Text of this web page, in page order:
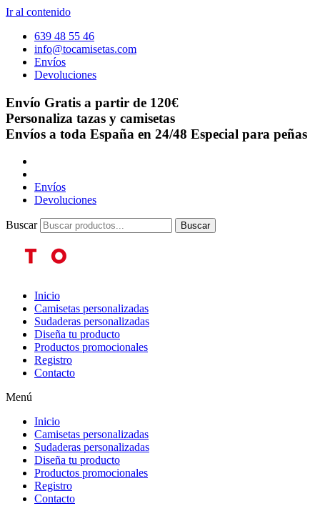
Ir al contenido
639 48 55 46
info@tocamisetas.com
Envíos
Devoluciones
Envío Gratis a partir de 120€
Personaliza tazas y camisetas
Envíos a toda España en 24/48 Especial para peñas
Envíos
Devoluciones
Buscar Buscar
Inicio
Camisetas personalizadas
Sudaderas personalizadas
Diseña tu producto
Productos promocionales
Registro
Contacto
Menú
Inicio
Camisetas personalizadas
Sudaderas personalizadas
Diseña tu producto
Productos promocionales
Registro
Contacto